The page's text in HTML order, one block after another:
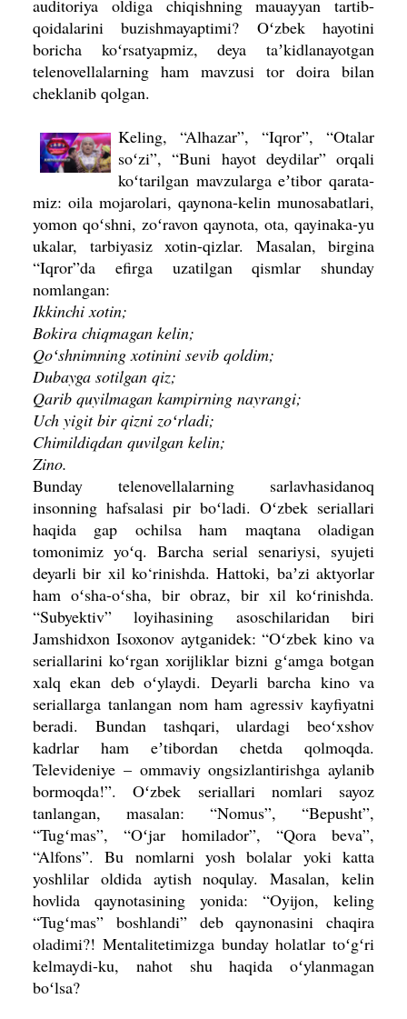
auditoriya oldiga chiqishning mauayyan tartib-
qoidalari­ni buzishmayaptimi? Oʻzbek hayotini
boricha koʻrsatyapmiz, deya taʼkidlana­yotgan
telenovellalarning ham mavzusi tor doira bilan
cheklanib qolgan.
Keling, “Alha­zar”, “Iqror”, “Otalar
soʻzi”, “Buni hayot deydilar” orqali
koʻtarilgan mavzularga eʼtibor qarata­
miz: oila mojarolari, qaynona-kelin munosabatlari,
yomon qoʻshni, zoʻravon qaynota, ota, qayinaka-yu
ukalar, tarbiyasiz xotin-qizlar. Masalan, birgina
“Iqror”da efirga uzatilgan qismlar shunday
nomlangan:
Ikkinchi xotin;
Bokira chiqmagan kelin;
Qoʻshnimning xotinini sevib qoldim;
Dubayga sotilgan qiz;
Qarib quyilmagan kampirning nay­rangi;
Uch yigit bir qizni zoʻrladi;
Chimildiqdan quvilgan kelin;
Zino.
Bunday telenovellalarning sarlavhasidanoq
insonning hafsalasi pir boʻladi. Oʻzbek seriallari
haqida gap ochilsa ham maqtana oladigan
tomonimiz yoʻq. Barcha serial senariysi, syujeti
deyarli bir xil ko‘rinishda. Hattoki, baʼzi aktyorlar
ham oʻsha-oʻsha, bir obraz, bir xil koʻrinishda.
“Subyektiv” loyihasi­­ning asoschilaridan biri
Jamshidxon Isoxonov aytganidek: “Oʻzbek kino va
seriallarini koʻrgan xorijliklar bizni gʻamga botgan
xalq ekan deb oʻylaydi. Deyarli barcha kino va
seriallarga tanlangan nom ham agressiv kayﬁyatni
beradi. Bundan tashqari, ulardagi beoʻxshov
kadrlar ham eʼtibordan chetda qolmoqda.
Televideniye – ommaviy ongsizlantirishga aylanib
bormoqda!”. Oʻzbek seriallari nomlari sayoz
tanlangan, masalan: “Nomus”, “Bepusht”,
“Tugʻmas”, “Oʻjar homilador”, “Qora beva”,
“Alfons”. Bu nomlarni yosh bolalar yoki katta
yoshlilar oldida aytish noqulay. Masalan, kelin
hovlida qay­notasining yonida: “Oyijon, keling
“Tugʻmas” boshlandi” deb qaynonasini chaqira
oladimi?! Mentalitetimizga bunday holatlar toʻgʻri
kelmaydi-ku, nahot shu haqida oʻylanmagan
boʻlsa?